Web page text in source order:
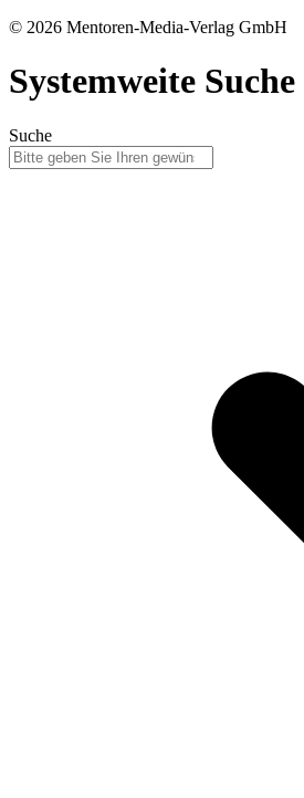
© 2026 Mentoren-Media-Verlag GmbH
Systemweite Suche
Suche